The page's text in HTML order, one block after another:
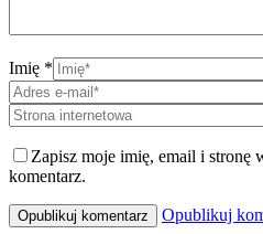
Imię *
Zapisz moje imię, email i stronę
komentarz.
Opublikuj